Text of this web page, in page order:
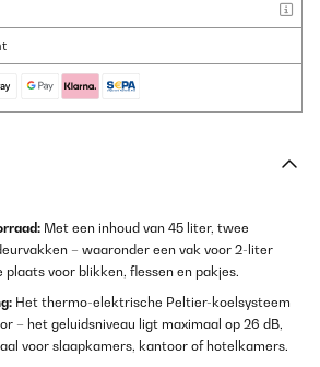
Met een inhoud van 45 liter, twee
– waaronder een vak voor 2-liter
plaats voor blikken, flessen en pakjes.
Het thermo-elektrische Peltier-koelsysteem
– het geluidsniveau ligt maximaal op 26 dB,
voor slaapkamers, kantoor of hotelkamers.